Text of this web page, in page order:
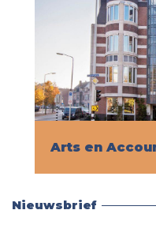
Arts en
Nieuwsbrief